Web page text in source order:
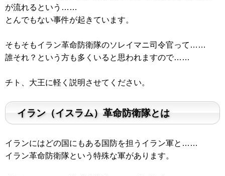
が流れるという……
とんでもない事件が起きています。
そもそもイラン革命防衛隊のソレイマニ司令官って……
誰それ？という方も多くいると思われますので……
チト、大王に軽く説明させてください。
イラン（イスラム）革命防衛隊とは
イランにはどの国にもある国防を担うイラン軍と……
イラン革命防衛隊という特殊な軍があります。